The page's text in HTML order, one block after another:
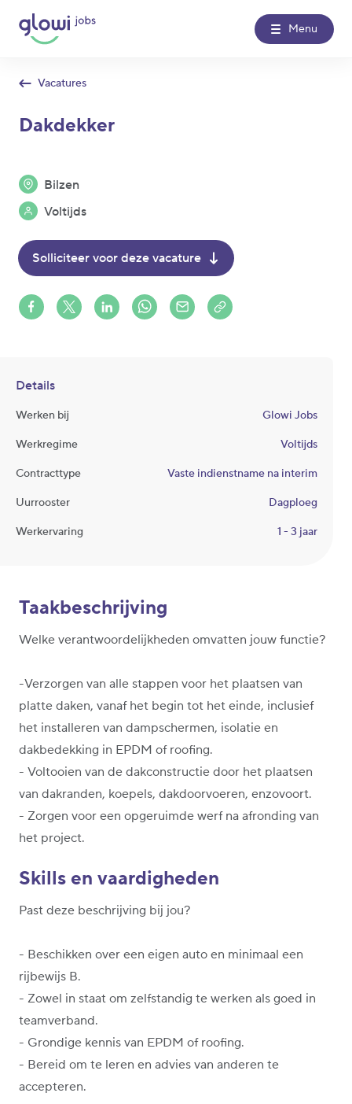
Menu
Glowi Glowi Jobs Het Poetsbureau
Nieuws
Vacatures
Dakdekker
Share on Facebook
Share on X (formerly Twitter)
Share on LinkedIn
Share via Whatsapp
Share via MailCopy to clipboard
Bilzen
Voltijds
Solliciteer voor deze vacature
Details
Werken bij Glowi Jobs
Werkregime Voltijds
Contracttype Vaste indienstname na interim
Uurrooster Dagploeg
Werkervaring 1 - 3 jaar
Taakbeschrijving
Welke verantwoordelijkheden omvatten jouw functie?
-Verzorgen van alle stappen voor het plaatsen van
platte daken, vanaf het begin tot het einde, inclusief
het installeren van dampschermen, isolatie en
dakbedekking in EPDM of roofing.
- Voltooien van de dakconstructie door het plaatsen
van dakranden, koepels, dakdoorvoeren, enzovoort.
- Zorgen voor een opgeruimde werf na afronding van
het project.
Skills en vaardigheden
Past deze beschrijving bij jou?
- Beschikken over een eigen auto en minimaal een
rijbewijs B.
- Zowel in staat om zelfstandig te werken als goed in
teamverband.
- Grondige kennis van EPDM of roofing.
- Bereid om te leren en advies van anderen te
accepteren.